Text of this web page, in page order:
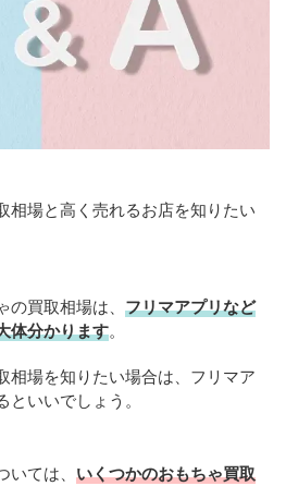
相場と高く売れるお店を知りたい
買取相場は、 フリマアプリなど
体分かります。
相場を知りたい場合は、フリマア
いいでしょう。
ては、 いくつかのおもちゃ買取